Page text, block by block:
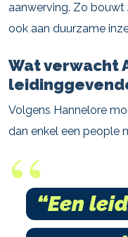
aanwerving. Zo bouwt
ook aan duurzame
Wat verwacht
Volgens Hannelore
dan enkel een people
“Een